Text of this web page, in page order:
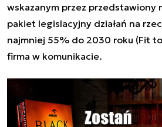
wskazanym przez przedstawiony
pakiet legislacyjny działań na
najmniej 55% do 2030 roku (Fit to
firma w komunikacie.